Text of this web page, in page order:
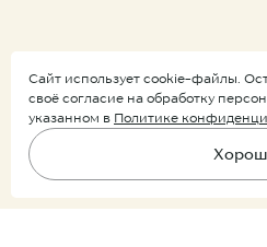
Сайт использует cookie-файлы.
своё согласие на обработку
указанном в Политике